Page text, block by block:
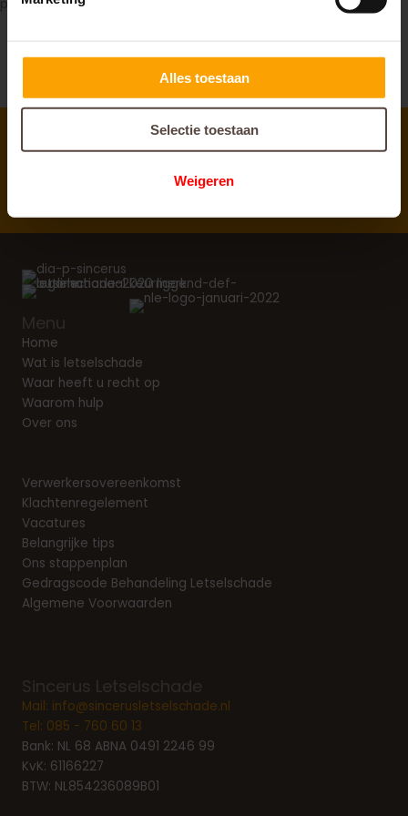
Alles toestaan
Selectie toestaan
Weigeren
persoonlijk advies.
Menu
Home
Wat is letselschade
Waar heeft u recht op
Waarom hulp
Over ons
Verwerkersovereenkomst
Klachtenregelement
Vacatures
Belangrijke tips
Ons stappenplan
Gedragscode Behandeling Letselschade
Algemene Voorwaarden
Sincerus Letselschade
Mail: info@sincerusletselschade.nl
Tel: 085 - 760 60 13
Bank: NL 68 ABNA 0491 2246 99
KvK: 61166227
BTW: NL854236089B01